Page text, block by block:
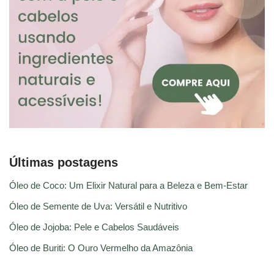
Últimas postagens
Óleo de Coco: Um Elixir Natural para a Beleza e Bem-Estar
Óleo de Semente de Uva: Versátil e Nutritivo
Óleo de Jojoba: Pele e Cabelos Saudáveis
Óleo de Buriti: O Ouro Vermelho da Amazônia